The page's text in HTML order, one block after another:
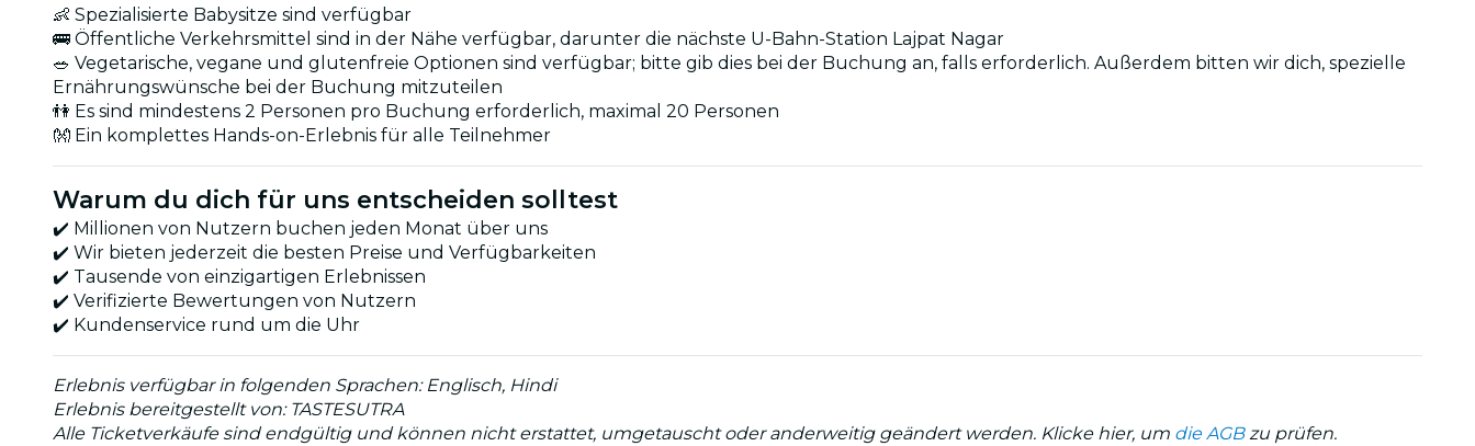
👶 Spezialisierte Babysitze sind verfügbar
🚌 Öffentliche Verkehrsmittel sind in der Nähe verfügbar, darunter die nächste U-Bahn-Station Lajpat Nagar
🥗 Vegetarische, vegane und glutenfreie Optionen sind verfügbar; bitte gib dies bei der Buchung an, falls erforderlich. Außerdem bitten wir dich, spezielle
Ernährungswünsche bei der Buchung mitzuteilen
👫 Es sind mindestens 2 Personen pro Buchung erforderlich, maximal 20 Personen
👐 Ein komplettes Hands-on-Erlebnis für alle Teilnehmer
Warum du dich für uns entscheiden solltest
✔️ Millionen von Nutzern buchen jeden Monat über uns
✔️ Wir bieten jederzeit die besten Preise und Verfügbarkeiten
✔️ Tausende von einzigartigen Erlebnissen
✔️ Verifizierte Bewertungen von Nutzern
✔️ Kundenservice rund um die Uhr
Erlebnis verfügbar in folgenden Sprachen: Englisch, Hindi
Erlebnis bereitgestellt von: TASTESUTRA
Alle Ticketverkäufe sind endgültig und können nicht erstattet, umgetauscht oder anderweitig geändert werden. Klicke hier, um die AGBzu prüfen.